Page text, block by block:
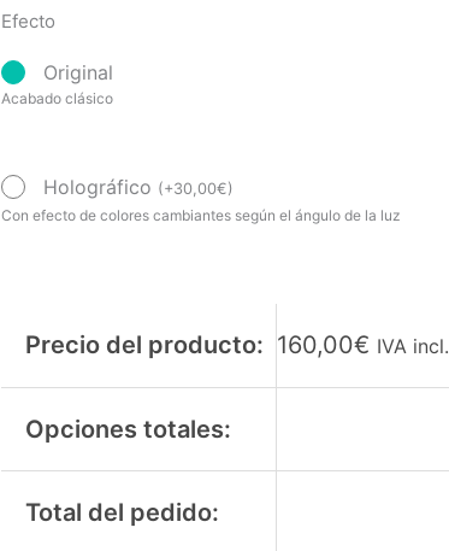
Efecto
Original
Acabado clásico
Holográfico (+30,00€)
Con efecto de colores cambiantes según el ángulo de la luz
Precio del producto: 160,00€ IVA incl.
Opciones totales:
Total del pedido: